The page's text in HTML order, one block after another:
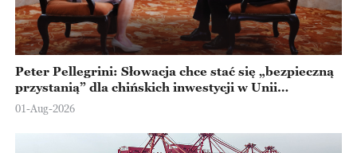
Peter Pellegrini: Słowacja chce stać się „bezpieczną
przystanią” dla chińskich inwestycji w Unii
Europejskiej
01-Aug-2026